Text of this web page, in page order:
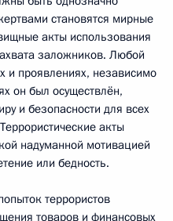
становятся мирные
акты использования
заложников. Любой
и проявлениях, независимо
он был осуществлён,
и безопасности для всех
акты
надуманной мотивацией
или бедность.
террористов
товаров и финансовых